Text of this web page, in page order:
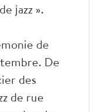
jazz ».
de
De
des
de rue